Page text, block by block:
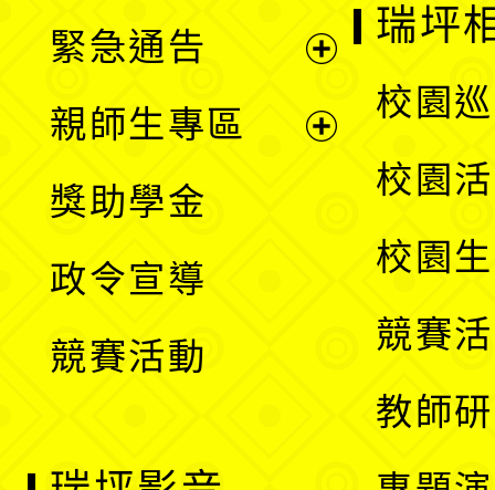
單
選
單
緊急通告
親師生專區
獎助學金
政令宣導
競賽活動
瑞坪
校園
校園
校園
競賽
教師